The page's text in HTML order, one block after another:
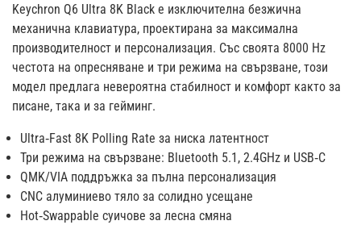
Keychron Q6 Ultra 8K Black е изключителна безжична
механична клавиатура, проектирана за максимална
производителност и персонализация. Със своята 8000 Hz
честота на опресняване и три режима на свързване, този
модел предлага невероятна стабилност и комфорт както за
писане, така и за гейминг.
Ultra‑Fast 8K Polling Rate за ниска латентност
Три режима на свързване: Bluetooth 5.1, 2.4GHz и USB‑C
QMK/VIA поддръжка за пълна персонализация
CNC алуминиево тяло за солидно усещане
Hot‑Swappable суичове за лесна смяна